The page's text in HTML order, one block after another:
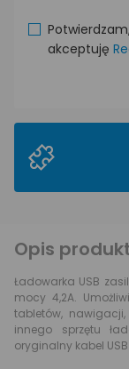
akceptuję
Opis
Ładowarka USB
mocy 4,2A.
tabletów,
innego sprzętu
oryginalny kabel